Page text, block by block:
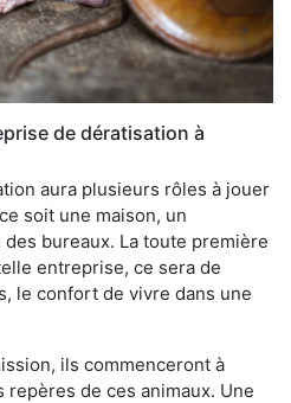
de dératisation à
aura plusieurs rôles à jouer
soit une maison, un
bureaux. La toute première
entreprise, ce sera de
le confort de vivre dans une
ils commenceront à
de ces animaux. Une